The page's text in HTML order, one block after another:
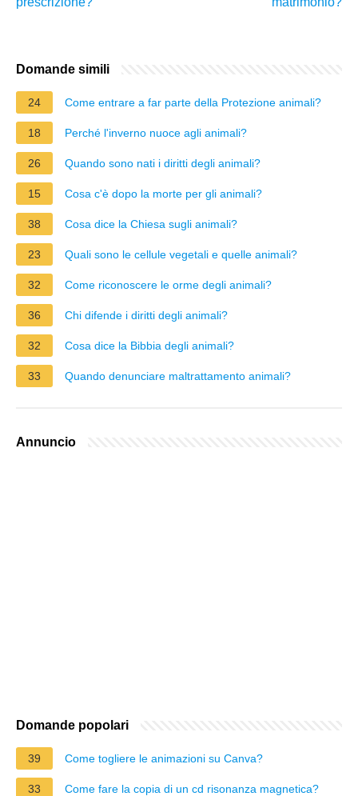
Domande simili
24 Come entrare a far parte della Protezione animali?
18 Perché l'inverno nuoce agli animali?
26 Quando sono nati i diritti degli animali?
15 Cosa c'è dopo la morte per gli animali?
38 Cosa dice la Chiesa sugli animali?
23 Quali sono le cellule vegetali e quelle animali?
32 Come riconoscere le orme degli animali?
36 Chi difende i diritti degli animali?
32 Cosa dice la Bibbia degli animali?
33 Quando denunciare maltrattamento animali?
Annuncio
Domande popolari
39 Come togliere le animazioni su Canva?
33 Come fare la copia di un cd risonanza magnetica?